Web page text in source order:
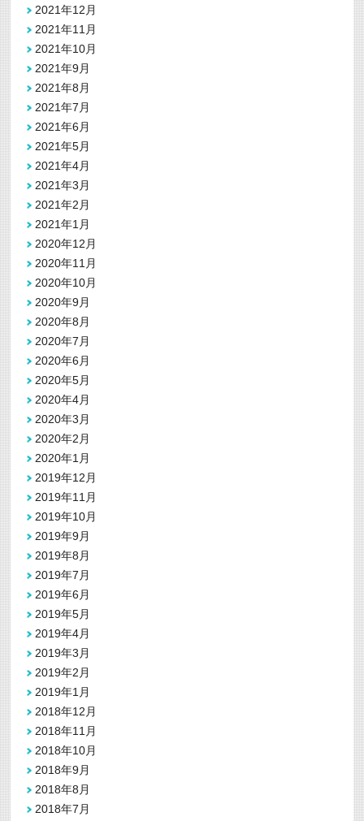
2021年12月
2021年11月
2021年10月
2021年9月
2021年8月
2021年7月
2021年6月
2021年5月
2021年4月
2021年3月
2021年2月
2021年1月
2020年12月
2020年11月
2020年10月
2020年9月
2020年8月
2020年7月
2020年6月
2020年5月
2020年4月
2020年3月
2020年2月
2020年1月
2019年12月
2019年11月
2019年10月
2019年9月
2019年8月
2019年7月
2019年6月
2019年5月
2019年4月
2019年3月
2019年2月
2019年1月
2018年12月
2018年11月
2018年10月
2018年9月
2018年8月
2018年7月